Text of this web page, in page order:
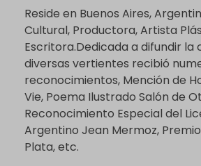
Reside en Buenos Aires,
Cultural, Productora, Artista
Escritora.Dedicada a difundir la
diversas vertientes recibió
reconocimientos, Mención de
Vie, Poema Ilustrado Salón de
Reconocimiento Especial del
Argentino Jean Mermoz,
Plata, etc.